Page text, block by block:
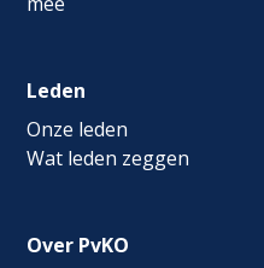
Leden
Onze leden
Wat leden zeggen
Over PvKO